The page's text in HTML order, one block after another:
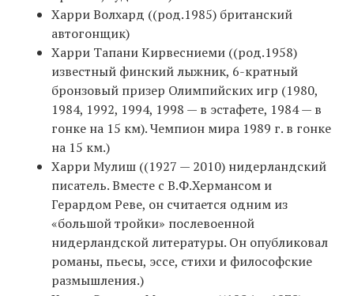
Харри Волхард ((род.1985) британский
автогонщик)
Харри Тапани Кирвесниеми ((род.1958)
известный финский лыжник, 6-кратный
бронзовый призер Олимпийских игр (1980,
1984, 1992, 1994, 1998 — в эстафете, 1984 — в
гонке на 15 км). Чемпион мира 1989 г. в гонке
на 15 км.)
Харри Мулиш ((1927 — 2010) нидерландский
писатель. Вместе с В.Ф.Хермансом и
Герардом Реве, он считается одним из
«большой тройки» послевоенной
нидерландской литературы. Он опубликовал
романы, пьесы, эссе, стихи и философские
размышления.)